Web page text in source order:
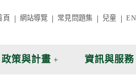
頁 網站導覽 常見問題集 兒童 EN
政策與計畫 資訊與服務